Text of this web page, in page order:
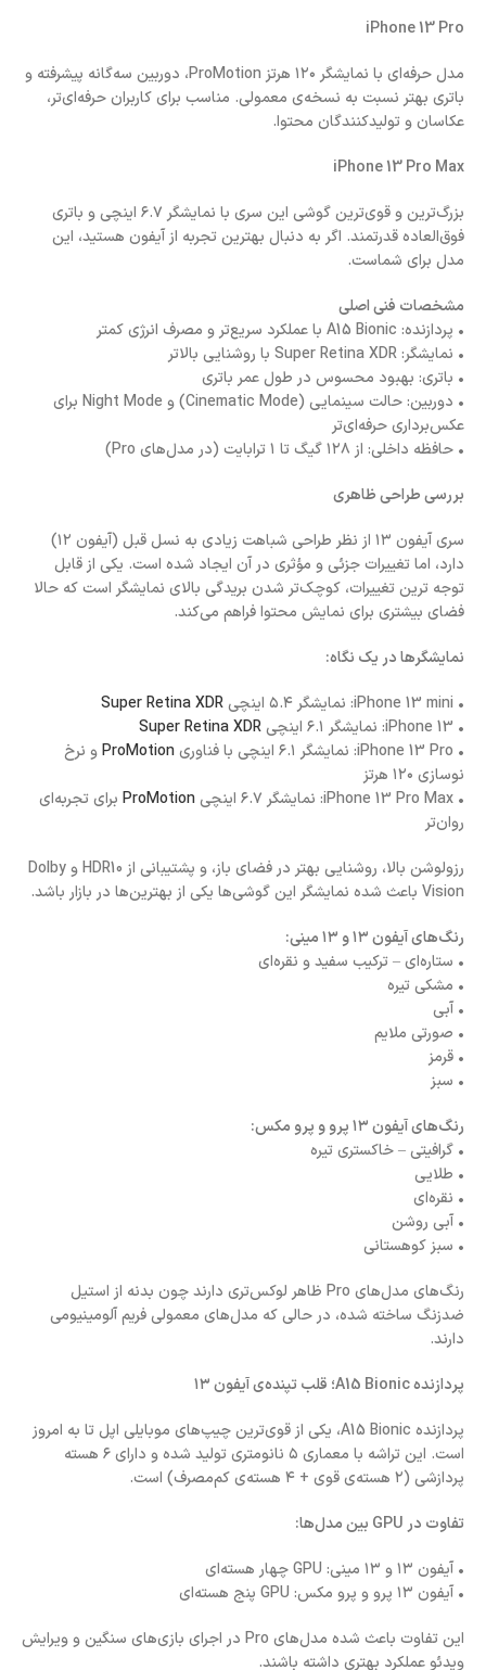
iPhone 13 Pro
مدل حرفه‌ای با نمایشگر ۱۲۰ هرتز ProMotion، دوربین سه‌گانه پیشرفته و
باتری بهتر نسبت به نسخه‌ی معمولی. مناسب برای کاربران حرفه‌ای‌تر،
عکاسان و تولیدکنندگان محتوا.
iPhone 13 Pro Max
بزرگ‌ترین و قوی‌ترین گوشی این سری با نمایشگر ۶.۷ اینچی و باتری
فوق‌العاده قدرتمند. اگر به دنبال بهترین تجربه از آیفون هستید، این
مدل برای شماست.
مشخصات فنی اصلی
• پردازنده: A15 Bionic با عملکرد سریع‌تر و مصرف انرژی کمتر
• نمایشگر: Super Retina XDR با روشنایی بالاتر
• باتری: بهبود محسوس در طول عمر باتری
• دوربین: حالت سینمایی (Cinematic Mode) و Night Mode برای
عکس‌برداری حرفه‌ای‌تر
• حافظه داخلی: از ۱۲۸ گیگ تا ۱ ترابایت (در مدل‌های Pro)
بررسی طراحی ظاهری
سری آیفون ۱۳ از نظر طراحی شباهت زیادی به نسل قبل (آیفون ۱۲)
دارد، اما تغییرات جزئی و مؤثری در آن ایجاد شده است. یکی از قابل
توجه ترین تغییرات، کوچک‌تر شدن بریدگی بالای نمایشگر است که حالا
فضای بیشتری برای نمایش محتوا فراهم می‌کند.
نمایشگرها در یک نگاه:
• iPhone 13 mini: نمایشگر ۵.۴ اینچی
Super Retina XDR
• iPhone 13: نمایشگر ۶.۱ اینچی
Super Retina XDR
• iPhone 13 Pro: نمایشگر ۶.۱ اینچی با فناوری
ProMotionو نرخ
نوسازی ۱۲۰ هرتز
• iPhone 13 Pro Max: نمایشگر ۶.۷ اینچی
ProMotion برای تجربه‌ای
روان‌تر
رزولوشن بالا، روشنایی بهتر در فضای باز، و پشتیبانی از HDR10 و Dolby
Vision باعث شده نمایشگر این گوشی‌ها یکی از بهترین‌ها در بازار باشد.
رنگ‌های آیفون ۱۳ و ۱۳ مینی:
• ستاره‌ای – ترکیب سفید و نقره‌ای
• مشکی تیره
• آبی
• صورتی ملایم
• قرمز
• سبز
رنگ‌های آیفون ۱۳ پرو و پرو مکس:
• گرافیتی – خاکستری تیره
• طلایی
• نقره‌ای
• آبی روشن
• سبز کوهستانی
رنگ‌های مدل‌های Pro ظاهر لوکس‌تری دارند چون بدنه از استیل
ضدزنگ ساخته شده، در حالی که مدل‌های معمولی فریم آلومینیومی
دارند.
پردازنده A15 Bionic؛ قلب تپنده‌ی آیفون ۱۳
پردازنده A15 Bionic، یکی از قوی‌ترین چیپ‌های موبایلی اپل تا به امروز
است. این تراشه با معماری ۵ نانومتری تولید شده و دارای ۶ هسته
پردازشی (۲ هسته‌ی قوی + ۴ هسته‌ی کم‌مصرف) است.
تفاوت در GPU بین مدل‌ها:
• آیفون ۱۳ و ۱۳ مینی: GPU چهار هسته‌ای
• آیفون ۱۳ پرو و پرو مکس: GPU پنج هسته‌ای
این تفاوت باعث شده مدل‌های Pro در اجرای بازی‌های سنگین و ویرایش
ویدئو عملکرد بهتری داشته باشند.